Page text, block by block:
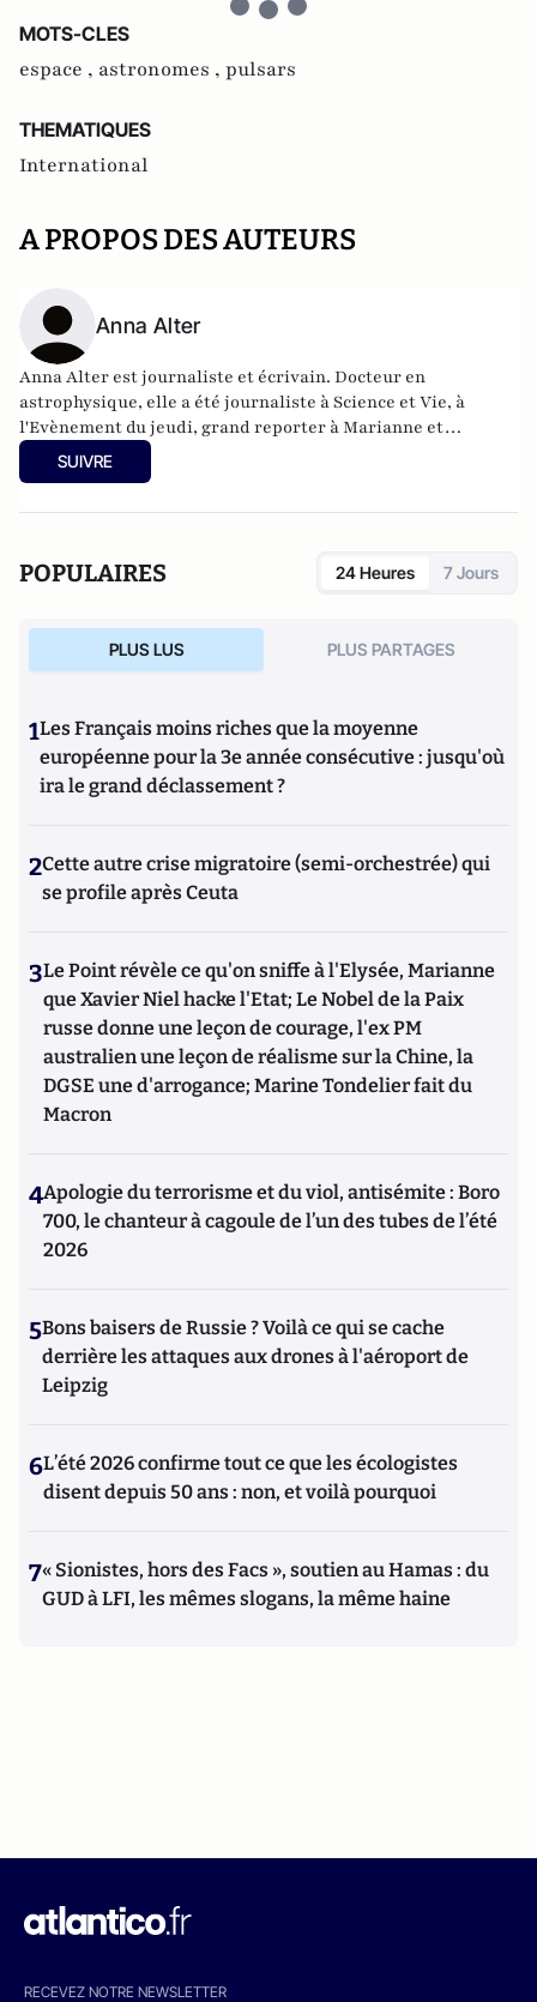
MOTS-CLES
espace , astronomes , pulsars
THEMATIQUES
International
A PROPOS DES AUTEURS
Anna Alter
Anna Alter est journaliste et écrivain. Docteur en
astrophysique, elle a été journaliste à Science et Vie, à
l'Evènement du jeudi, grand reporter à Marianne et
rédactrice en chef adjointe de La Recherche.
SUIVRE
POPULAIRES 24 Heures 7 Jours
PLUS LUS PLUS PARTAGES
1Les Français moins riches que la moyenne
européenne pour la 3e année consécutive : jusqu'où
ira le grand déclassement ?
2Cette autre crise migratoire (semi-orchestrée) qui
se profile après Ceuta
3Le Point révèle ce qu'on sniffe à l'Elysée, Marianne
que Xavier Niel hacke l'Etat; Le Nobel de la Paix
russe donne une leçon de courage, l'ex PM
australien une leçon de réalisme sur la Chine, la
DGSE une d'arrogance; Marine Tondelier fait du
Macron
4Apologie du terrorisme et du viol, antisémite : Boro
700, le chanteur à cagoule de l’un des tubes de l’été
2026
5Bons baisers de Russie ? Voilà ce qui se cache
derrière les attaques aux drones à l'aéroport de
Leipzig
6L’été 2026 confirme tout ce que les écologistes
disent depuis 50 ans : non, et voilà pourquoi
7« Sionistes, hors des Facs », soutien au Hamas : du
GUD à LFI, les mêmes slogans, la même haine
RECEVEZ NOTRE NEWSLETTER